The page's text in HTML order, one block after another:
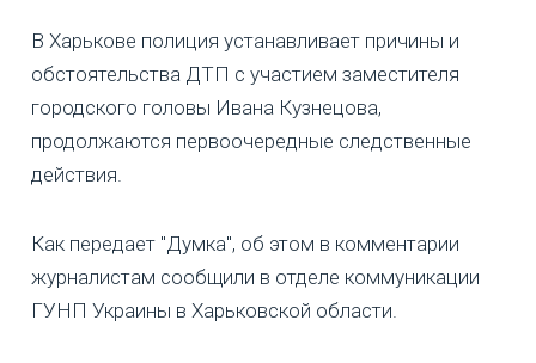
В Харькове полиция устанавливает причины и
обстоятельства ДТП с участием заместителя
городского головы Ивана Кузнецова,
продолжаются первоочередные следственные
действия.
Как передает "Думка", об этом в комментарии
журналистам сообщили в отделе коммуникации
ГУНП Украины в Харьковской области.